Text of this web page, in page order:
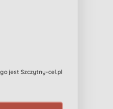
jest Szczytny-cel.pl